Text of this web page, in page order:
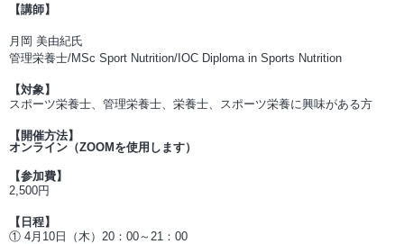
【講師】
月岡 美由紀氏
管理栄養士/MSc Sport Nutrition/IOC Diploma in Sports Nutrition
【対象】
スポーツ栄養士、管理栄養士、栄養士、スポーツ栄養に興味がある方
【開催方法】
オンライン（ZOOMを使用します）
【参加費】
2,500円
【日程】
① 4月10日（木）20：00～21：00